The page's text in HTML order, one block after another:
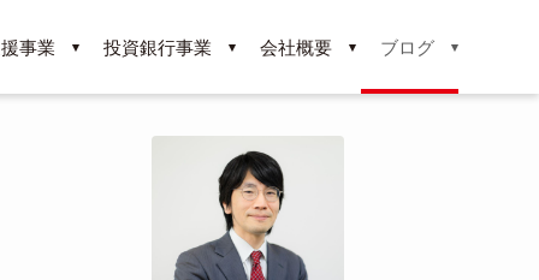
事業 投資銀行事業 会社概要 ブログ